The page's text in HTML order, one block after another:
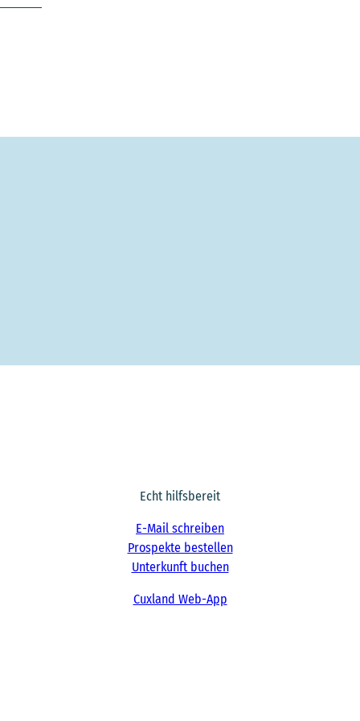
Echt hilfsbereit
E-Mail schreiben
Prospekte bestellen
Unterkunft buchen
Cuxland Web-App